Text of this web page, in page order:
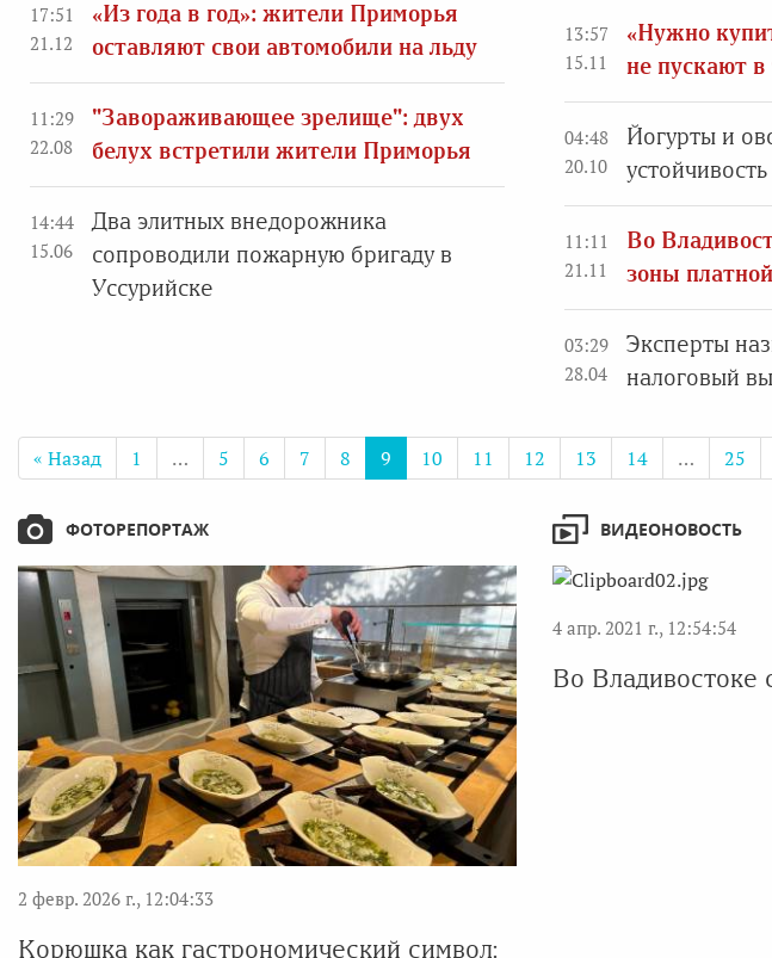
17:51
21.12
«Из года в год»: жители Приморья
оставляют свои автомобили на льду
11:29
22.08
"Завораживающее зрелище": двух
белух встретили жители Приморья
14:44
15.06
Два элитных внедорожника
сопроводили пожарную бригаду в
Уссурийске
13:57
15.11
«Нужно
не пускают
04:48
20.10
Йогурты и
11:11
21.11
Во
зоны
03:29
28.04
Эксперты
налоговый
« Назад 1 … 5 6 7 8 9 10 11 12 13 14 … 25
ФОТОРЕПОРТАЖ
2 февр. 2026 г., 12:04:33
Корюшка как гастрономический символ:
ВИДЕОНОВОСТЬ
4 апр. 2021 г., 12:54:54
Во Владивостоке